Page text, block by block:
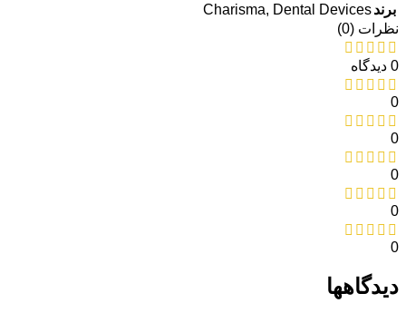
برند
Charisma, Dental Devices
نظرات (0)
0 دیدگاه
0
0
0
0
0
دیدگاهها